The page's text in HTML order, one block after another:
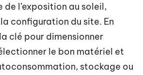
de l’exposition au soleil,
configuration du site. En
clé pour dimensionner
le bon matériel et
stockage ou